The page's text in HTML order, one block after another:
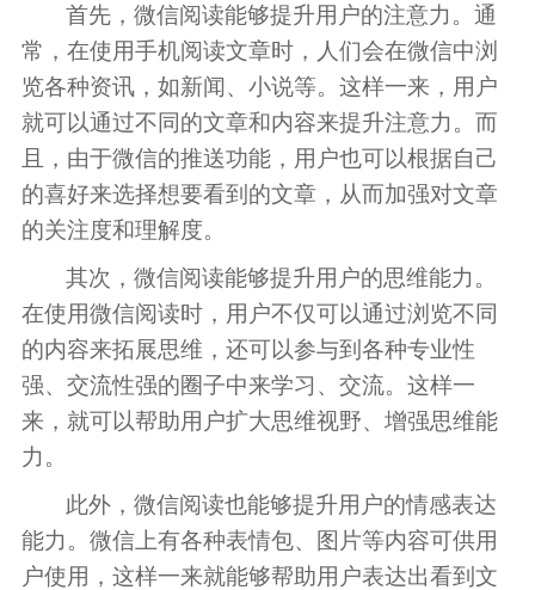
首先，微信阅读能够提升用户的注意力。通
常，在使用手机阅读文章时，人们会在微信中浏
览各种资讯，如新闻、小说等。这样一来，用户
就可以通过不同的文章和内容来提升注意力。而
且，由于微信的推送功能，用户也可以根据自己
的喜好来选择想要看到的文章，从而加强对文章
的关注度和理解度。
其次，微信阅读能够提升用户的思维能力。
在使用微信阅读时，用户不仅可以通过浏览不同
的内容来拓展思维，还可以参与到各种专业性
强、交流性强的圈子中来学习、交流。这样一
来，就可以帮助用户扩大思维视野、增强思维能
力。
此外，微信阅读也能够提升用户的情感表达
能力。微信上有各种表情包、图片等内容可供用
户使用，这样一来就能够帮助用户表达出看到文